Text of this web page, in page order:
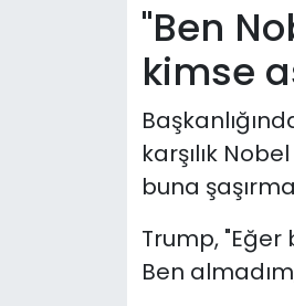
"Ben
kimse
karşılık
buna
Trump,
Ben